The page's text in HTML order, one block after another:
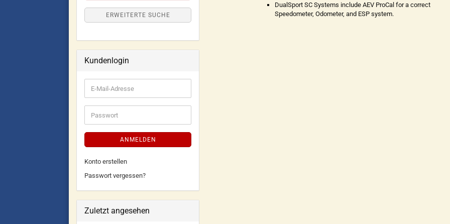
DualSport SC Systems include AEV ProCal for a correct
Speedometer, Odometer, and ESP system.
ERWEITERTE SUCHE
Kundenlogin
ANMELDEN
Konto erstellen
Passwort vergessen?
Zuletzt angesehen